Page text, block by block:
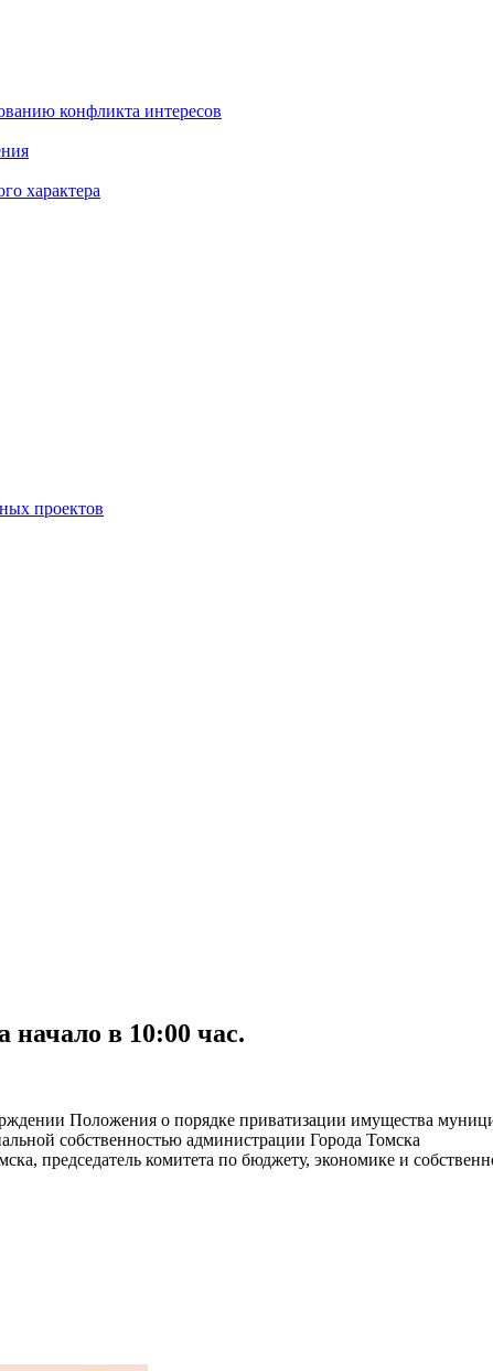
конфликта интересов
характера
проектов
начало в 10:00 час.
Положения о порядке приватизации имущества
собственностью администрации Города Томска
председатель комитета по бюджету, экономике и